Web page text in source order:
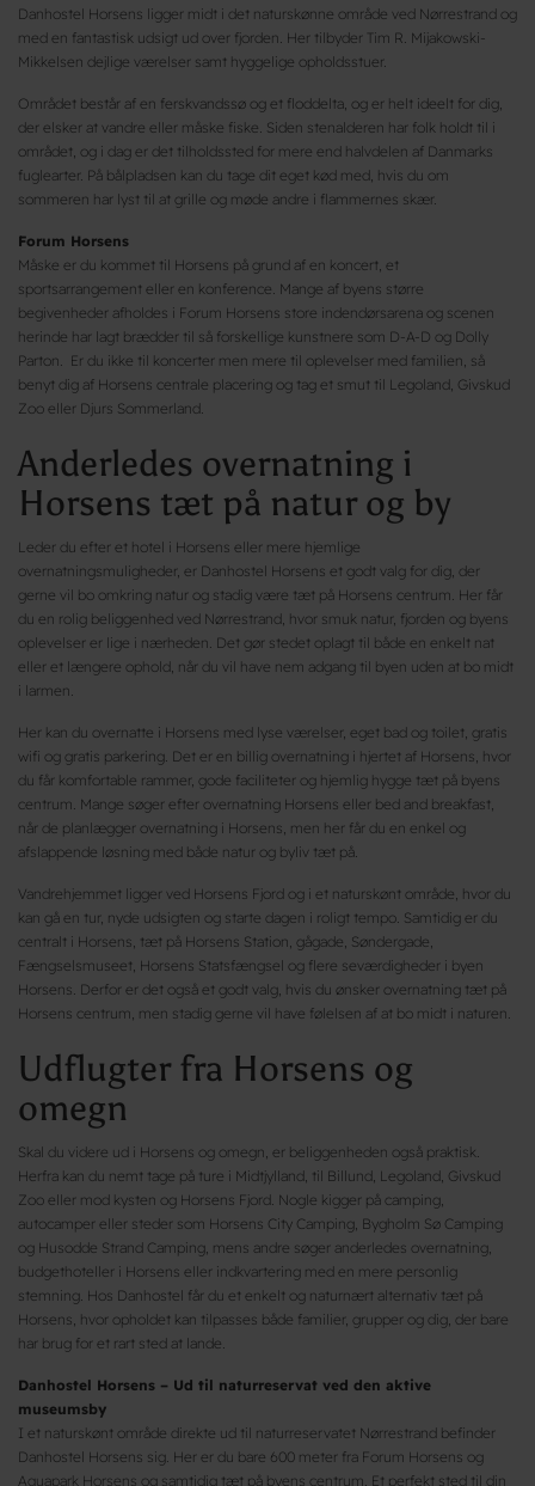
Danhostel Horsens ligger midt i det naturskønne område ved Nørrestrand og
med en fantastisk udsigt ud over fjorden. Her tilbyder Tim R. Mijakowski-
Mikkelsen dejlige værelser samt hyggelige opholdsstuer.
Området består af en ferskvandssø og et floddelta, og er helt ideelt for dig,
der elsker at vandre eller måske fiske. Siden stenalderen har folk holdt til i
området, og i dag er det tilholdssted for mere end halvdelen af Danmarks
fuglearter. På bålpladsen kan du tage dit eget kød med, hvis du om
sommeren har lyst til at grille og møde andre i flammernes skær.
Forum Horsens
Måske er du kommet til Horsens på grund af en koncert, et
sportsarrangement eller en konference. Mange af byens større
begivenheder afholdes i Forum Horsens store indendørsarena og scenen
herinde har lagt brædder til så forskellige kunstnere som D-A-D og Dolly
Parton. Er du ikke til koncerter men mere til oplevelser med familien, så
benyt dig af Horsens centrale placering og tag et smut til Legoland, Givskud
Zoo eller Djurs Sommerland.
Anderledes overnatning i
Horsens tæt på natur og by
Leder du efter et hotel i Horsens eller mere hjemlige
overnatningsmuligheder, er Danhostel Horsens et godt valg for dig, der
gerne vil bo omkring natur og stadig være tæt på Horsens centrum. Her får
du en rolig beliggenhed ved Nørrestrand, hvor smuk natur, fjorden og byens
oplevelser er lige i nærheden. Det gør stedet oplagt til både en enkelt nat
eller et længere ophold, når du vil have nem adgang til byen uden at bo midt
i larmen.
Her kan du overnatte i Horsens med lyse værelser, eget bad og toilet, gratis
wifi og gratis parkering. Det er en billig overnatning i hjertet af Horsens, hvor
du får komfortable rammer, gode faciliteter og hjemlig hygge tæt på byens
centrum. Mange søger efter overnatning Horsens eller bed and breakfast,
når de planlægger overnatning i Horsens, men her får du en enkel og
afslappende løsning med både natur og byliv tæt på.
Vandrehjemmet ligger ved Horsens Fjord og i et naturskønt område, hvor du
kan gå en tur, nyde udsigten og starte dagen i roligt tempo. Samtidig er du
centralt i Horsens, tæt på Horsens Station, gågade, Søndergade,
Fængselsmuseet, Horsens Statsfængsel og flere seværdigheder i byen
Horsens. Derfor er det også et godt valg, hvis du ønsker overnatning tæt på
Horsens centrum, men stadig gerne vil have følelsen af at bo midt i naturen.
Udflugter fra Horsens og
omegn
Skal du videre ud i Horsens og omegn, er beliggenheden også praktisk.
Herfra kan du nemt tage på ture i Midtjylland, til Billund, Legoland, Givskud
Zoo eller mod kysten og Horsens Fjord. Nogle kigger på camping,
autocamper eller steder som Horsens City Camping, Bygholm Sø Camping
og Husodde Strand Camping, mens andre søger anderledes overnatning,
budgethoteller i Horsens eller indkvartering med en mere personlig
stemning. Hos Danhostel får du et enkelt og naturnært alternativ tæt på
Horsens, hvor opholdet kan tilpasses både familier, grupper og dig, der bare
har brug for et rart sted at lande.
Danhostel Horsens – Ud til naturreservat ved den aktive
museumsby
I et naturskønt område direkte ud til naturreservatet Nørrestrand befinder
Danhostel Horsens sig. Her er du bare 600 meter fra Forum Horsens og
Aquapark Horsens og samtidig tæt på byens centrum. Et perfekt sted til din